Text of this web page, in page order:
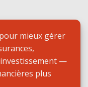
mieux gérer
—
plus